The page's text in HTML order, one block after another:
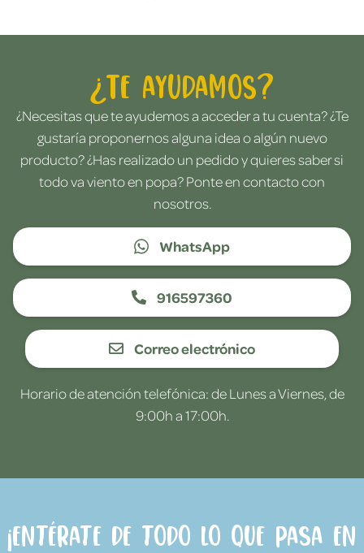
¿Te ayudamos?
¿Necesitas que te ayudemos a acceder a tu cuenta? ¿Te
gustaría proponernos alguna idea o algún nuevo
producto? ¿Has realizado un pedido y quieres saber si
todo va viento en popa? Ponte en contacto con
nosotros.
WhatsApp
916597360
Correo electrónico
Horario de atención telefónica: de Lunes a Viernes, de
9:00h a 17:00h.
¡Entérate de todo lo que pasa en